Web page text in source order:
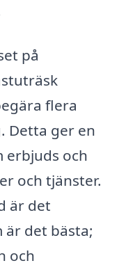
på
flera
Detta ger en
erbjuds och
och tjänster.
är det
det bästa;
och